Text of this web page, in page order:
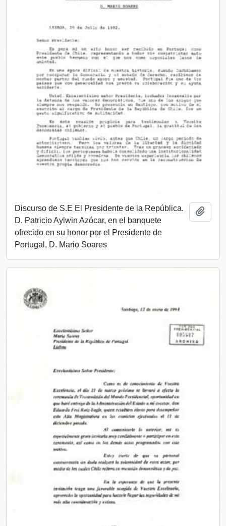
Discurso de S.E El Presidente de la República.
D. Patricio Aylwin Azócar, en el banquete
ofrecido en su honor por el Presidente de
Portugal, D. Mario Soares